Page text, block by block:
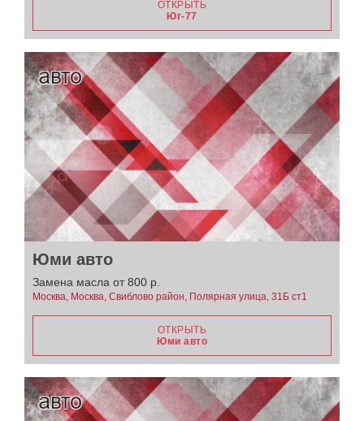
ОТКРЫТЬ
Юг-77
Юми авто
Замена масла от 800 р.
Москва, Москва, Свиблово район, Полярная улица, 31Б ст1
ОТКРЫТЬ
Юми авто